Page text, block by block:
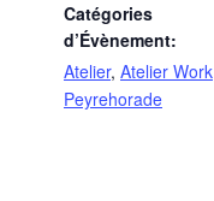
Catégories
d’Évènement:
Atelier, Atelier Work
Peyrehorade